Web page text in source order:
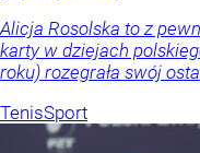
Alicja Rosolska to z
karty w dziejach
roku) rozegrała swój
TenisSport